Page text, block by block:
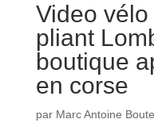
Video
pliant
boutique
en corse
par Marc Antoine